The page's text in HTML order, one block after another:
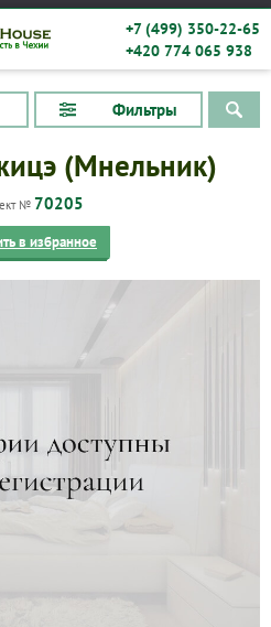
+7 (499) 350-22-65
+420 774 065 938
Фильтры
(Мнельник)
№ 70205
в избранное